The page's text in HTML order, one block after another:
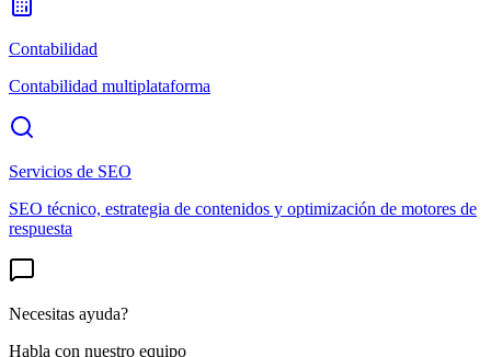
Contabilidad
Contabilidad multiplataforma
Servicios de SEO
SEO técnico, estrategia de contenidos y optimización de motores de
respuesta
Necesitas ayuda?
Habla con nuestro equipo